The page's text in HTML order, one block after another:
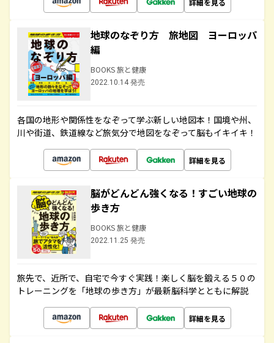
地球のなぞり方 旅地図 ヨーロッパ
編
BOOKS 旅と健康
2022.10.14 発売
各国の地形や関係性をなぞって学ぶ新しい地図本！国境や州、
川や街道、鉄道線など旅気分で地図をなぞって脳もイキイキ！
詳細を見る
脳がどんどん強くなる！すごい地球の
歩き方
BOOKS 旅と健康
2022.11.25 発売
旅先で、近所で、自宅で今すぐ実践！楽しく脳を鍛える５０の
トレーニングを「地球の歩き方」が最新脳科学とともに解説
詳細を見る